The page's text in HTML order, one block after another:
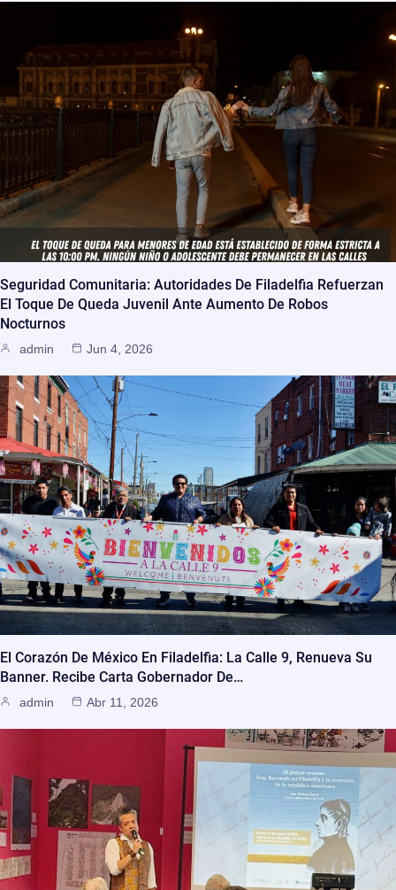
Seguridad Comunitaria: Autoridades De Filadelfia Refuerzan
El Toque De Queda Juvenil Ante Aumento De Robos
Nocturnos
admin Jun 4, 2026
El Corazón De México En Filadelfia: La Calle 9, Renueva Su
Banner. Recibe Carta Gobernador De…
admin Abr 11, 2026